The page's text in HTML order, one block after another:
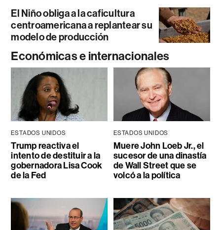
El Niño obliga a la caficultura
centroamericana a replantear su
modelo de producción
Económicas e internacionales
ESTADOS UNIDOS
Trump reactiva el
intento de destituir a la
gobernadora Lisa Cook
de la Fed
ESTADOS UNIDOS
Muere John Loeb Jr., el
sucesor de una dinastía
de Wall Street que se
volcó a la política